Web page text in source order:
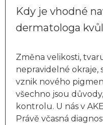
Kdy je vhodné
dermatologa
Změna velikosti,
nepravidelné okraje,
vznik nového
všechno jsou
kontrolu. U nás v
Právě včasná